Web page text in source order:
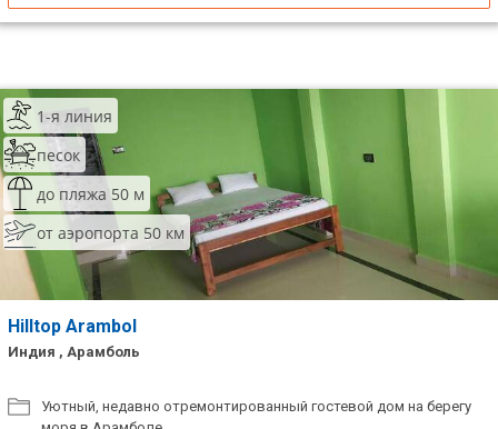
1-я линия
песок
до пляжа 50 м
от аэропорта 50 км
Hilltop Arambol
Индия , Арамболь
Уютный, недавно отремонтированный гостевой дом на берегу